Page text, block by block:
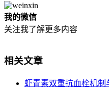
我的微信
关注我了解更多内容
相关文章
虾青素双重抗血栓机